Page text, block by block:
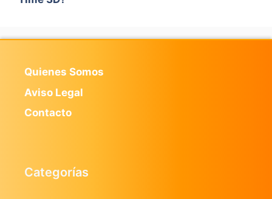
Quienes Somos
Aviso Legal
Contacto
Categorías